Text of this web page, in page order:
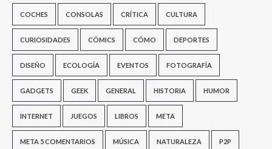
COCHES CONSOLAS CRÍTICA CULTURA
CURIOSIDADES CÓMICS CÓMO DEPORTES
DISEÑO ECOLOGÍA EVENTOS FOTOGRAFÍA
GADGETS GEEK GENERAL HISTORIA HUMOR
INTERNET JUEGOS LIBROS META
META 5 COMENTARIOS MÚSICA NATURALEZA P2P